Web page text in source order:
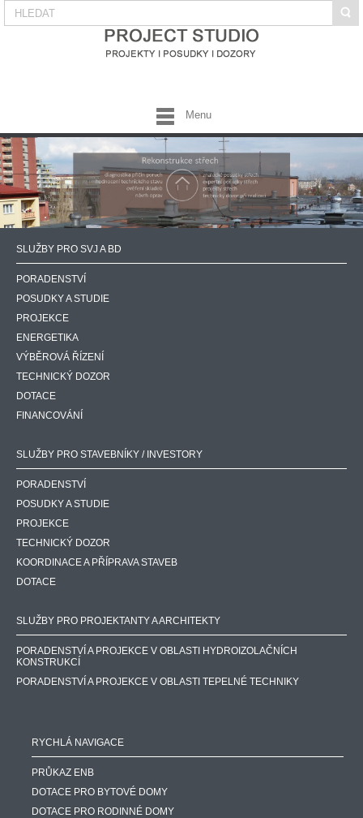
Menu
SLUŽBY PRO SVJ A BD
PORADENSTVÍ
POSUDKY A STUDIE
PROJEKCE
ENERGETIKA
VÝBĚROVÁ ŘÍZENÍ
TECHNICKÝ DOZOR
DOTACE
FINANCOVÁNÍ
SLUŽBY PRO STAVEBNÍKY / INVESTORY
PORADENSTVÍ
POSUDKY A STUDIE
PROJEKCE
TECHNICKÝ DOZOR
KOORDINACE A PŘÍPRAVA STAVEB
DOTACE
SLUŽBY PRO PROJEKTANTY A ARCHITEKTY
PORADENSTVÍ A PROJEKCE V OBLASTI HYDROIZOLAČNÍCH
KONSTRUKCÍ
PORADENSTVÍ A PROJEKCE V OBLASTI TEPELNÉ TECHNIKY
RYCHLÁ NAVIGACE
PRŮKAZ ENB
DOTACE PRO BYTOVÉ DOMY
DOTACE PRO RODINNÉ DOMY